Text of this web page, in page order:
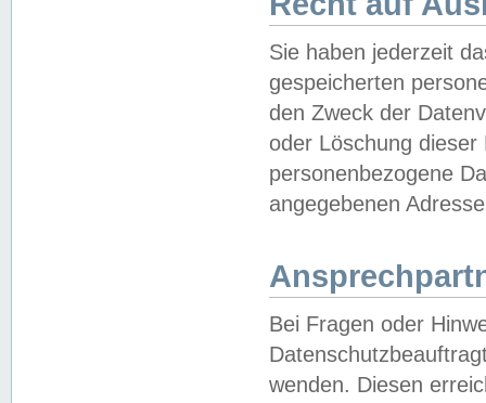
Sie haben jederzeit
gespeicherten
den Zweck der
oder Löschung
personenbezogene
angegebenen
Bei Fragen oder
wenden. Diesen